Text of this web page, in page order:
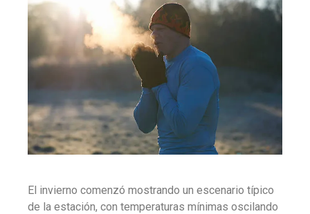
El invierno comenzó mostrando un escenario típico
de la estación, con temperaturas mínimas oscilando